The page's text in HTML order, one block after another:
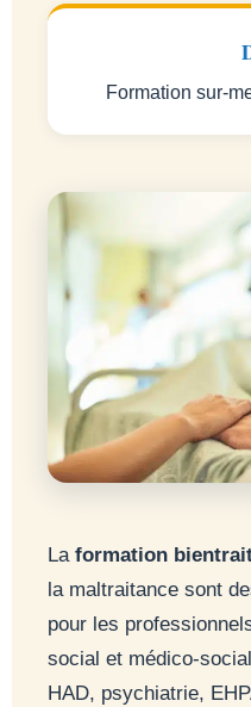
Formation sur-
La formation
la maltraitance sont
pour les
social et médico-
HAD, psychiatrie,